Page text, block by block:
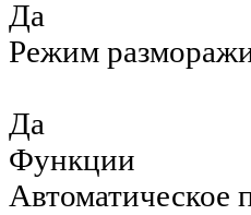
Да
Режим
Да
Функции
Автоматическое